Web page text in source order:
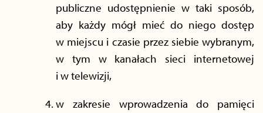
publiczne udostępnienie w taki sposób,
aby każdy mógł mieć do niego dostęp
w miejscu i czasie przez siebie wybranym,
w tym w kanałach sieci internetowej
i w telewizji,
w zakresie wprowadzenia do pamięci